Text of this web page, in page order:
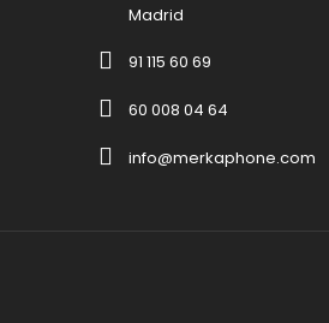
Madrid
91 115 60 69
60 008 04 64
info@merkaphone.com